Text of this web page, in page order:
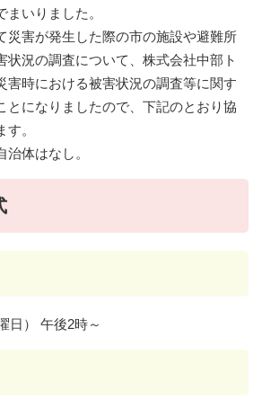
いりました。
災害が発生した際の市の施設や避難所
状況の調査について、株式会社中部ト
害時における被害状況の調査等に関す
とになりましたので、下記のとおり協
。
体はなし。
日） 午後2時～